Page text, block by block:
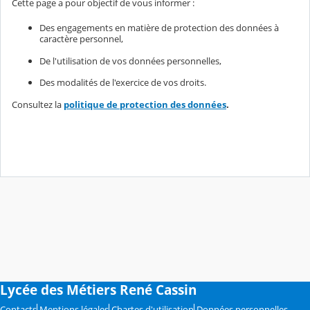
Cette page a pour objectif de vous informer :
Des engagements en matière de protection des données à
caractère personnel,
De l'utilisation de vos données personnelles,
Des modalités de l'exercice de vos droits.
Consultez la politique de protection des données.
Lycée des Métiers René Cassin